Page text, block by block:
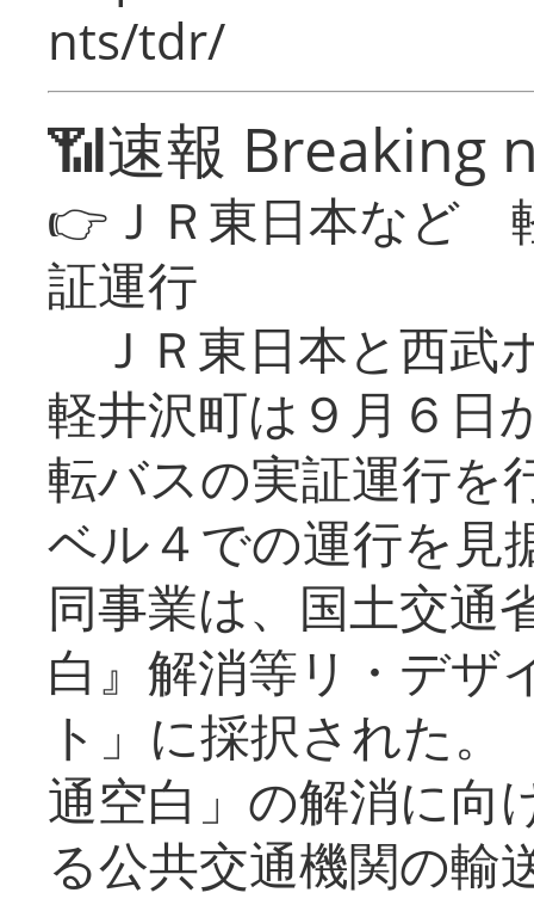
nts/tdr/
📶速報 Breaking
👉ＪＲ東日本など
証運行
ＪＲ東日本と西武
軽井沢町は９月６日
転バスの実証運行を
ベル４での運行を見
同事業は、国土交通
白』解消等リ・デザ
ト」に採択された
通空白」の解消に向
る公共交通機関の輸